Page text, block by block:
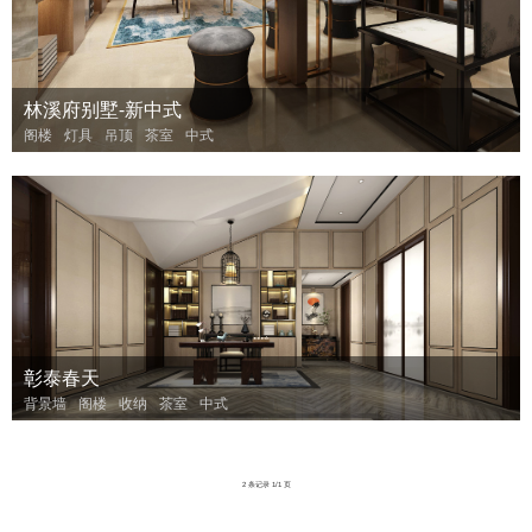
林溪府别墅-新中式
阁楼 灯具 吊顶 茶室 中式
彰泰春天
背景墙 阁楼 收纳 茶室 中式
2 条记录 1/1 页